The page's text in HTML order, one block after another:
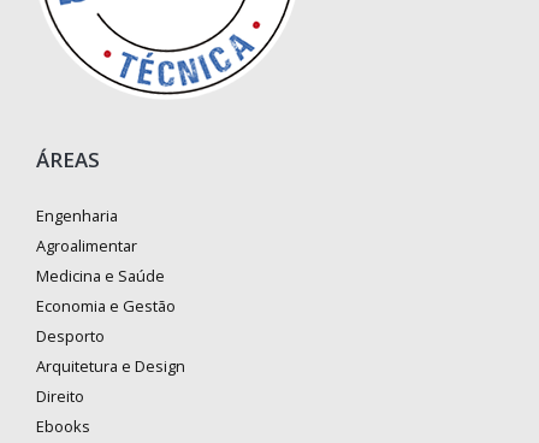
ÁREAS
Engenharia
Agroalimentar
Medicina e Saúde
Economia e Gestão
Desporto
Arquitetura e Design
Direito
Ebooks